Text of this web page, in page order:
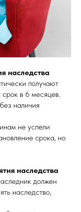
наследства
получают
в 6 месяцев.
наличия
не успели
срока, но
наследства
должен
наследство,